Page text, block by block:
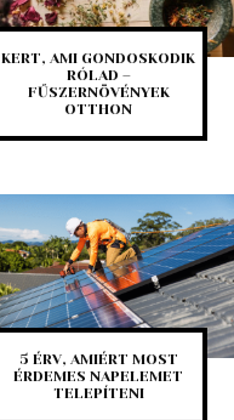
KERT, AMI GONDOSKODIK
RÓLAD –
FŰSZERNÖVÉNYEK
OTTHON
5 ÉRV, AMIÉRT MOST
ÉRDEMES NAPELEMET
TELEPÍTENI